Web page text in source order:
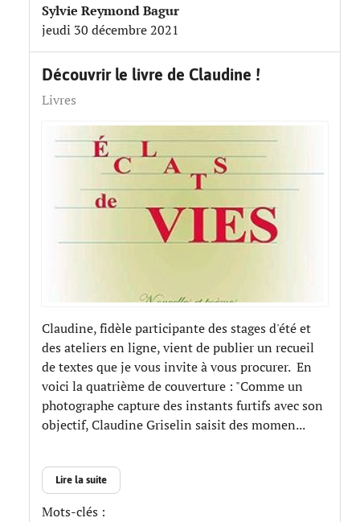
Sylvie Reymond Bagur
jeudi 30 décembre 2021
Découvrir le livre de Claudine !
Livres
Claudine, fidèle participante des stages d'été et
des ateliers en ligne, vient de publier un recueil
de textes que je vous invite à vous procurer. En
voici la quatrième de couverture : "Comme un
photographe capture des instants furtifs avec son
objectif, Claudine Griselin saisit des momen...
Lire la suite
Mots-clés :